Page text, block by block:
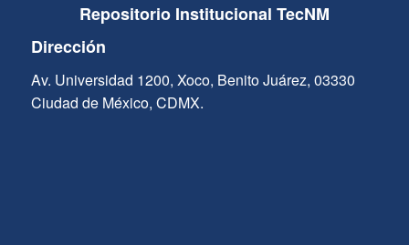
Repositorio Institucional TecNM
Dirección
Av. Universidad 1200, Xoco, Benito Juárez, 03330
Ciudad de México, CDMX.